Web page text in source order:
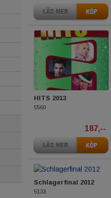
HITS 2013
5560
187,--
Schlagerfinal 2012
5133